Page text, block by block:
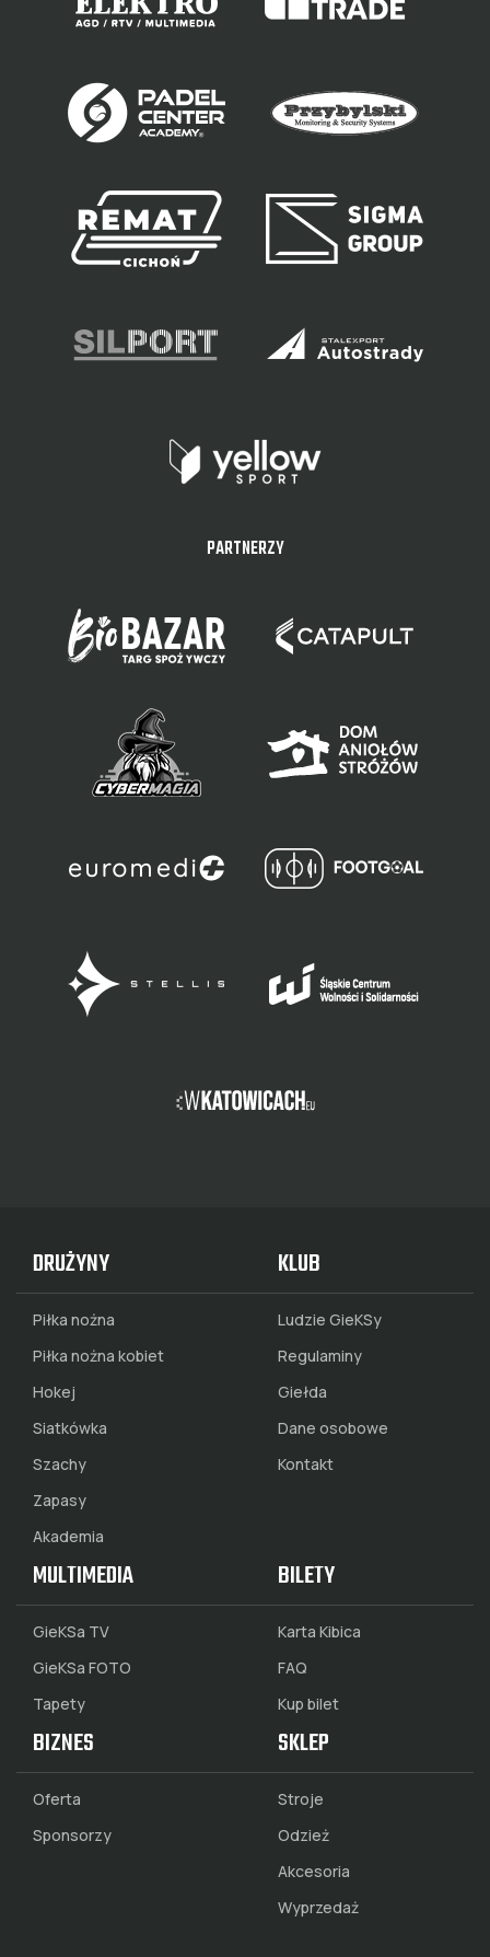
PARTNERZY
DRUŻYNY
Piłka nożna
Piłka nożna kobiet
Hokej
Siatkówka
Szachy
Zapasy
Akademia
KLUB
Ludzie GieKSy
Regulaminy
Giełda
Dane osobowe
Kontakt
MULTIMEDIA
GieKSa TV
GieKSa FOTO
Tapety
BILETY
Karta Kibica
FAQ
Kup bilet
BIZNES
Oferta
Sponsorzy
SKLEP
Stroje
Odzież
Akcesoria
Wyprzedaż